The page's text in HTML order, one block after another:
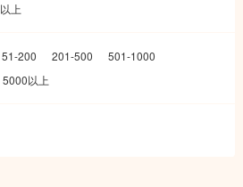
上
51-200 201-500
501-1000
5000以上